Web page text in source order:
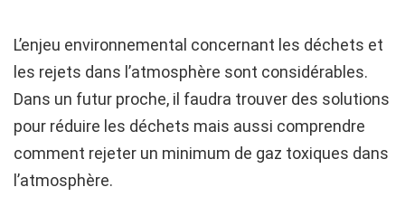
L’enjeu environnemental concernant les déchets et
les rejets dans l’atmosphère sont considérables.
Dans un futur proche, il faudra trouver des solutions
pour réduire les déchets mais aussi comprendre
comment rejeter un minimum de gaz toxiques dans
l’atmosphère.